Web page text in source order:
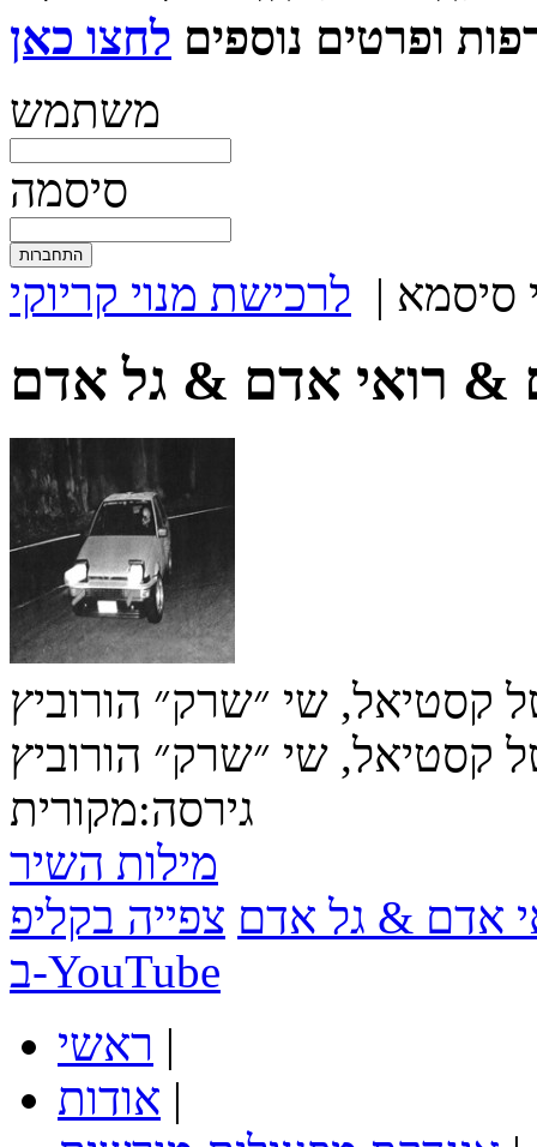
ופרטים נוספים
משתמש
סיסמה
סיסמא | לרכישת מנוי קריוקי
& רואי אדם & גל אדם
קסטיאל, שי ״שרק״ הורוביץ
קסטיאל, שי ״שרק״ הורוביץ
גירסה:מקורית
מילות השיר
אדם & גל אדם צפייה בקליפ
ב-YouTube
ראשי |
אודות |